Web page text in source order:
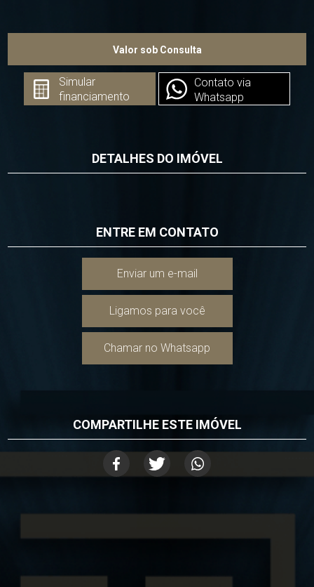
Valor sob Consulta
Simular
financiamento
Contato via
Whatsapp
DETALHES DO IMÓVEL
ENTRE EM CONTATO
Enviar um e-mail
Ligamos para você
Chamar no Whatsapp
COMPARTILHE ESTE IMÓVEL